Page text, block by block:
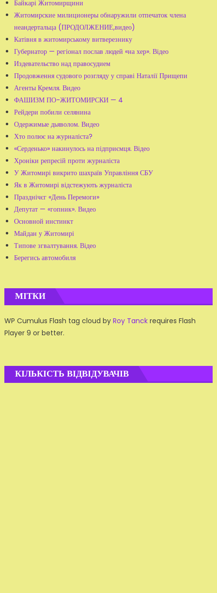
Байкарі Житомирщини
Житомирские милиционеры обнаружили отпечаток члена
неандертальца (ПРОДОЛЖЕНИЕ,видео)
Катівня в житомирському витверезнику
Губернатор — регіонал послав людей «на хер». Відео
Издевательство над правосудием
Продовження судового розгляду у справі Наталії Прищепи
Агенты Кремля. Видео
ФАШИЗМ ПО-ЖИТОМИРСКИ — 4
Рейдери побили селянина
Одержимые дьяволом. Видео
Хто полює на журналіста?
«Серденько» накинулось на підприємця. Відео
Хроніки репресій проти журналіста
У Житомирі викрито шахраїв Управління СБУ
Як в Житомирі відстежують журналіста
Празднічєг «День Перемоги»
Депутат — «гопник». Видео
Основной инстинкт
Майдан у Житомирі
Типове згвалтування. Відео
Берегись автомобиля
МІТКИ
WP Cumulus Flash tag cloud by Roy Tanckrequires Flash
Player 9 or better.
КІЛЬКІСТЬ ВІДВІДУВАЧІВ